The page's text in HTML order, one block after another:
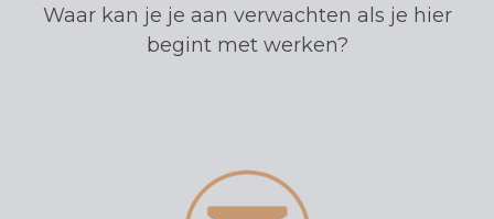
Waar kan je je aan verwachten als je hier
begint met werken?